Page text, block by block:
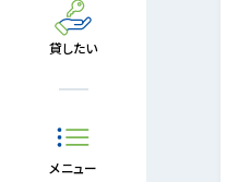
貸したい
メニュー